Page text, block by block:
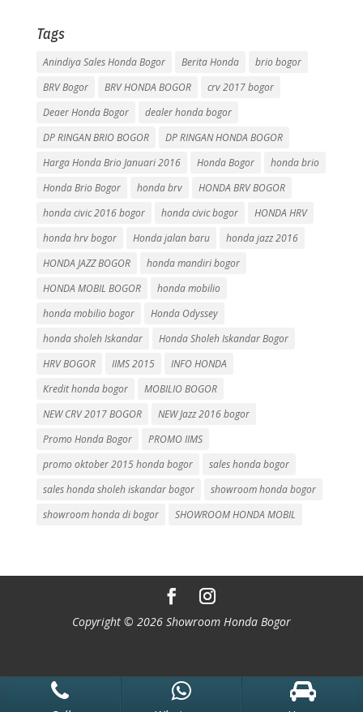
Tags
Anindiya Sales Honda Bogor Berita Honda
brio bogor
BRV Bogor
BRV HONDA BOGOR
crv 2017 bogor
Deaer Honda Bogor
dealer honda bogor
DP RINGAN BRIO BOGOR
DP RINGAN HONDA BOGOR
Harga Honda Brio Januari 2016
Honda Bogor
honda brio
Honda Brio Bogor
honda brv
HONDA BRV BOGOR
honda civic 2016 bogor
honda civic bogor
HONDA HRV
honda hrv bogor
Honda jalan baru
honda jazz 2016
HONDA JAZZ BOGOR
honda mandiri bogor
HONDA MOBIL BOGOR
honda mobilio
honda mobilio bogor
Honda Odyssey
honda sholeh Iskandar
Honda Sholeh Iskandar Bogor
HRV BOGOR
IIMS 2015
INFO HONDA
Kredit honda bogor
MOBILIO BOGOR
NEW CRV 2017 BOGOR
NEW Jazz 2016 bogor
Promo Honda Bogor
PROMO IIMS
promo oktober 2015 honda bogor
sales honda bogor
sales honda sholeh iskandar bogor
showroom honda bogor
showroom honda di bogor
SHOWROOM HONDA MOBIL
Copyright © 2026 Showroom Honda Bogor